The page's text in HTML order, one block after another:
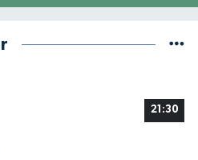
21:30